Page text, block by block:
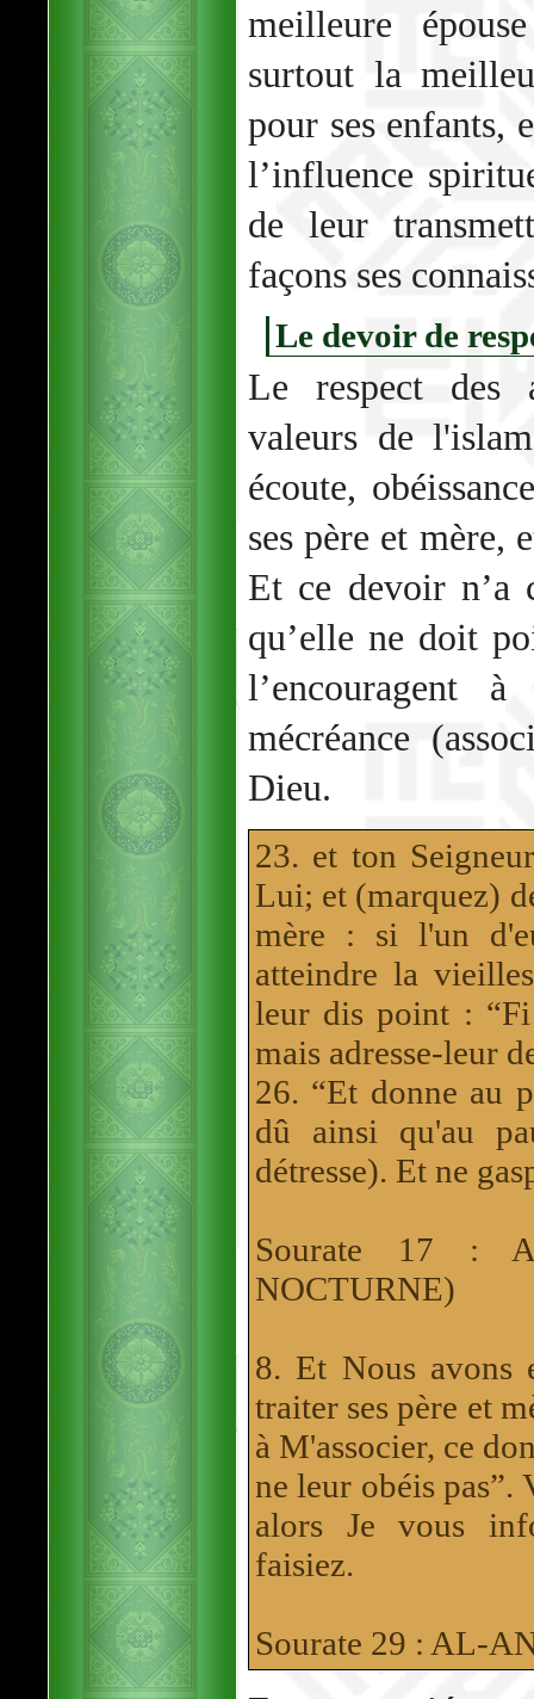
meilleure
surtout la
pour ses enfants,
l’influence
de leur
façons ses
Le devoir de
Le respect des
valeurs de
écoute,
ses père et mère,
Et ce devoir n’a
qu’elle ne doit
l’encouragent
mécréance
Dieu.
23. et ton
Lui; et (marquez)
mère : si l'un
atteindre la
leur dis point :
mais adresse-leur
26. “Et donne au
dû ainsi qu'au
détresse). Et ne
Sourate 17 :
NOCTURNE)
8. Et Nous avons
traiter ses père et
à M'associer, ce
ne leur obéis pas”.
alors Je vous
faisiez.
Sourate 29 : AL-